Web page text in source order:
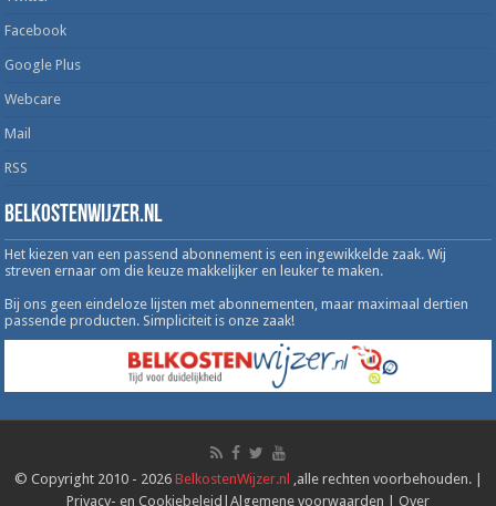
Facebook
Google Plus
Webcare
Mail
RSS
Belkostenwijzer.nl
Het kiezen van een passend abonnement is een ingewikkelde zaak. Wij
streven ernaar om die keuze makkelijker en leuker te maken.
Bij ons geen eindeloze lijsten met abonnementen, maar maximaal dertien
passende producten. Simpliciteit is onze zaak!
© Copyright 2010 - 2026 BelkostenWijzer.nl
,alle rechten voorbehouden. |
Privacy- en Cookiebeleid Algemene voorwaarden Over